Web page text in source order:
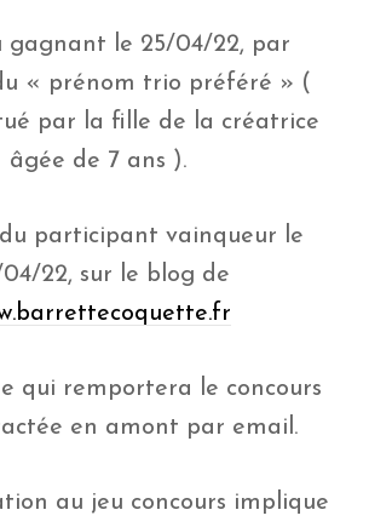
gagnant le 25/04/22, par
« prénom trio préféré » (
par la fille de la créatrice
âgée de 7 ans ).
participant vainqueur le
22, sur le blog de
qui remportera le concours
en amont par email.
au jeu concours implique